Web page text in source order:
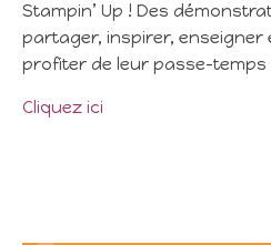
Stampin’ Up ! Des
partager, inspirer, enseigner
profiter de leur passe-temps
Cliquez ici